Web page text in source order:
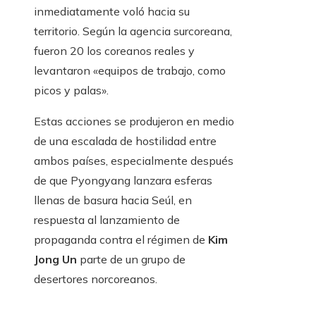
inmediatamente voló hacia su
territorio. Según la agencia surcoreana,
fueron 20 los coreanos reales y
levantaron «equipos de trabajo, como
picos y palas».
Estas acciones se produjeron en medio
de una escalada de hostilidad entre
ambos países, especialmente después
de que Pyongyang lanzara esferas
llenas de basura hacia Seúl, en
respuesta al lanzamiento de
propaganda contra el régimen de Kim
Jong Un parte de un grupo de
desertores norcoreanos.